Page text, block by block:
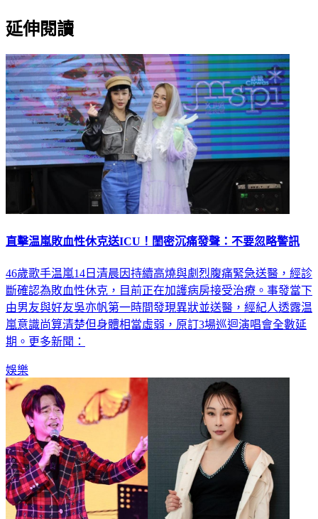
延伸閱讀
直擊温嵐敗血性休克送ICU！閨密沉痛發聲：不要忽略警訊
46歲歌手温嵐14日清晨因持續高燒與劇烈腹痛緊急送醫，經診
斷確認為敗血性休克，目前正在加護病房接受治療。事發當下
由男友與好友吳亦帆第一時間發現異狀並送醫，經紀人透露温
嵐意識尚算清楚但身體相當虛弱，原訂3場巡迴演唱會全數延
期。更多新聞：
娛樂